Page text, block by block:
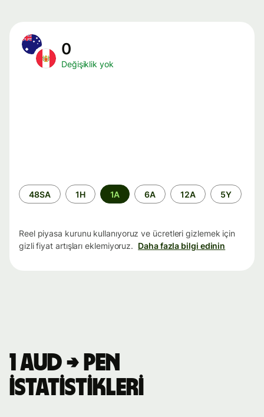
0
Değişiklik yok
Zaman
aralığı
48SA 1H 1A 6A 12A 5Y
Reel piyasa kurunu kullanıyoruz ve ücretleri gizlemek için
gizli fiyat artışları eklemiyoruz. Daha fazla bilgi edinin
1 AUD → PEN
istatistikleri